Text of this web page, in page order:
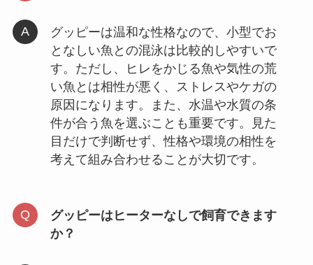
グッピーは温和な性格なので、小型でお
となしい魚との混泳は比較的しやすいで
す。ただし、ヒレをかじる魚や気性の荒
い魚とは相性が悪く、ストレスやケガの
原因になります。また、水温や水質の条
件が合う魚を選ぶことも重要です。見た
目だけで判断せず、性格や環境の相性を
考えて組み合わせることが大切です。
グッピーはヒーターなしで飼育できます
か？